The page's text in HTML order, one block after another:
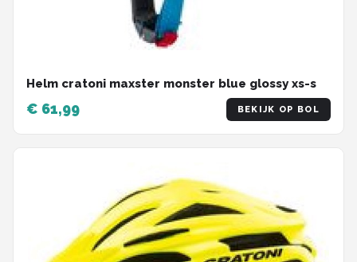
Helm cratoni maxster monster blue glossy xs-s
€ 61,99 BEKIJK OP BOL